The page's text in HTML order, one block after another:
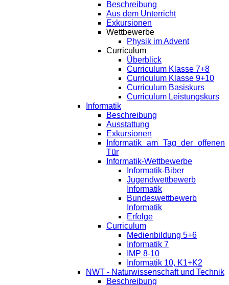
Beschreibung
Aus dem Unterricht
Exkursionen
Wettbewerbe
Physik im Advent
Curriculum
Überblick
Curriculum Klasse 7+8
Curriculum Klasse 9+10
Curriculum Basiskurs
Curriculum Leistungskurs
Informatik
Beschreibung
Ausstattung
Exkursionen
Informatik am Tag der offenen
Tür
Informatik-Wettbewerbe
Informatik-Biber
Jugendwettbewerb
Informatik
Bundeswettbewerb
Informatik
Erfolge
Curriculum
Medienbildung 5+6
Informatik 7
IMP 8-10
Informatik 10, K1+K2
NWT - Naturwissenschaft und Technik
Beschreibung